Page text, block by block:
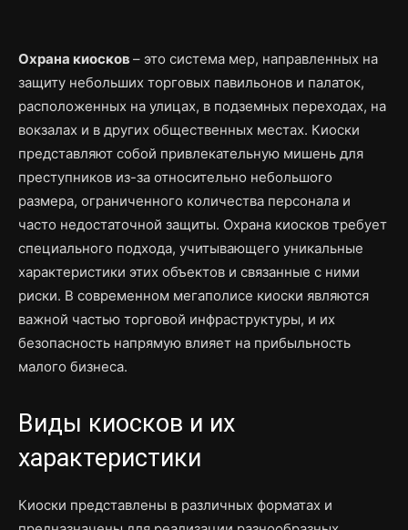
Охрана киосков – это система мер, направленных на
защиту небольших торговых павильонов и палаток,
расположенных на улицах, в подземных переходах, на
вокзалах и в других общественных местах. Киоски
представляют собой привлекательную мишень для
преступников из-за относительно небольшого
размера, ограниченного количества персонала и
часто недостаточной защиты. Охрана киосков требует
специального подхода, учитывающего уникальные
характеристики этих объектов и связанные с ними
риски. В современном мегаполисе киоски являются
важной частью торговой инфраструктуры, и их
безопасность напрямую влияет на прибыльность
малого бизнеса.
Виды киосков и их
характеристики
Киоски представлены в различных форматах и